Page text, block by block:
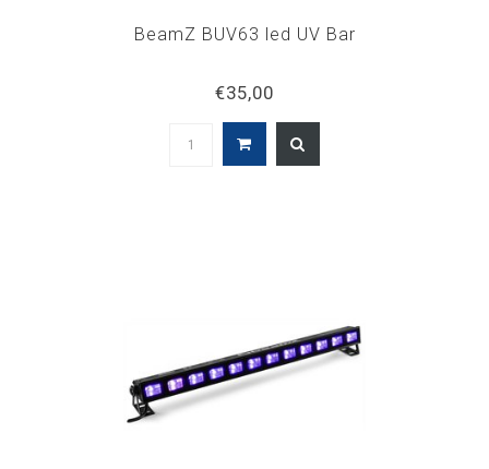
BeamZ BUV63 led UV Bar
€35,00